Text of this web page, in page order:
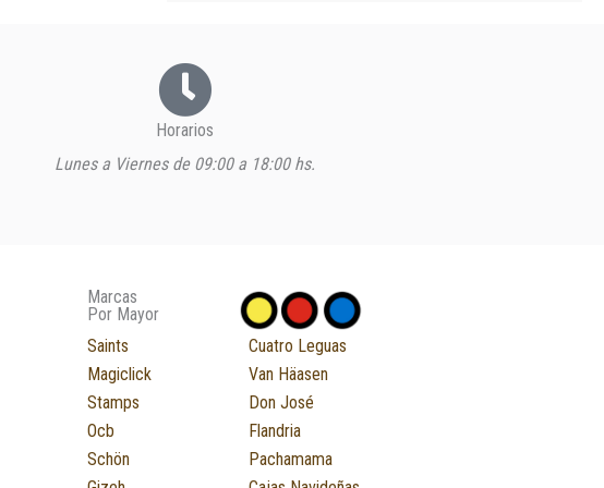
Horarios
Lunes a Viernes de 09:00 a 18:00 hs.
Marcas
Por Mayor
Saints
Magiclick
Stamps
Ocb
Schön
Cuatro Leguas
Van Häasen
Don José
Flandria
Pachamama